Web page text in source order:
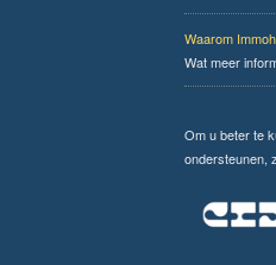
Waarom
Wat meer
Om u beter te
ondersteunen,